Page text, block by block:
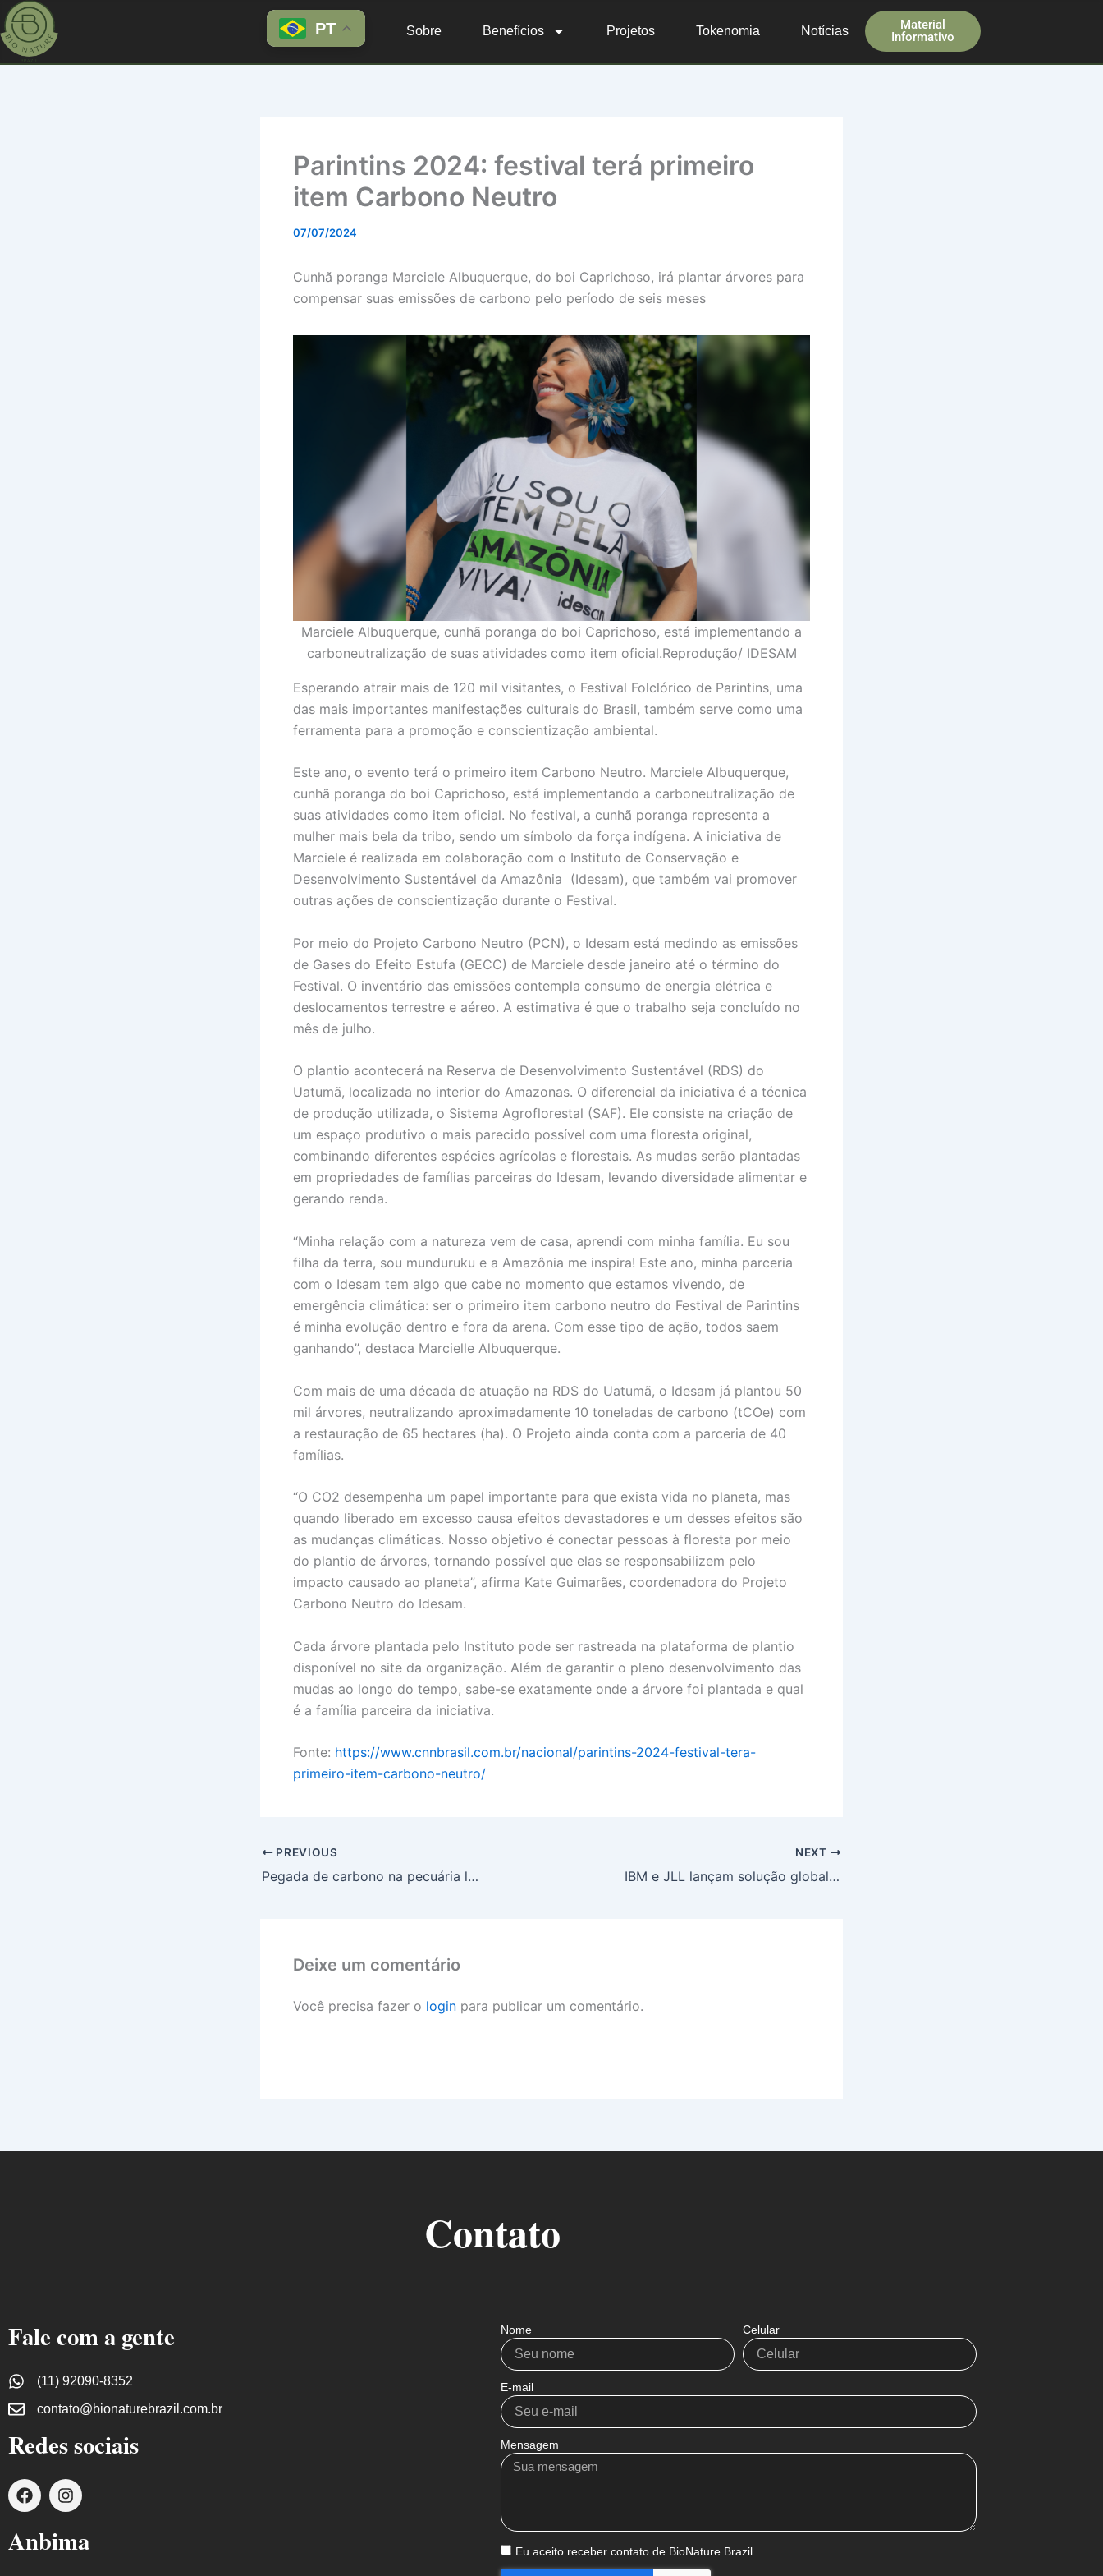
para
PT Sobre Benefícios Projetos Tokenomia Notícias
Material
Informativo
Parintins 2024: festival terá primeiro
item Carbono Neutro
07/07/2024
Cunhã poranga Marciele Albuquerque, do boi Caprichoso, irá plantar árvores para
compensar suas emissões de carbono pelo período de seis meses
Marciele Albuquerque, cunhã poranga do boi Caprichoso, está implementando a
carboneutralização de suas atividades como item oficial.Reprodução/ IDESAM
Esperando atrair mais de 120 mil visitantes, o Festival Folclórico de Parintins, uma
das mais importantes manifestações culturais do Brasil, também serve como uma
ferramenta para a promoção e conscientização ambiental.
Este ano, o evento terá o primeiro item Carbono Neutro. Marciele Albuquerque,
cunhã poranga do boi Caprichoso, está implementando a carboneutralização de
suas atividades como item oficial. No festival, a cunhã poranga representa a
mulher mais bela da tribo, sendo um símbolo da força indígena. A iniciativa de
Marciele é realizada em colaboração com o Instituto de Conservação e
Desenvolvimento Sustentável da Amazônia (Idesam), que também vai promover
outras ações de conscientização durante o Festival.
Por meio do Projeto Carbono Neutro (PCN), o Idesam está medindo as emissões
de Gases do Efeito Estufa (GECC) de Marciele desde janeiro até o término do
Festival. O inventário das emissões contempla consumo de energia elétrica e
deslocamentos terrestre e aéreo. A estimativa é que o trabalho seja concluído no
mês de julho.
O plantio acontecerá na Reserva de Desenvolvimento Sustentável (RDS) do
Uatumã, localizada no interior do Amazonas. O diferencial da iniciativa é a técnica
de produção utilizada, o Sistema Agroflorestal (SAF). Ele consiste na criação de
um espaço produtivo o mais parecido possível com uma floresta original,
combinando diferentes espécies agrícolas e florestais. As mudas serão plantadas
em propriedades de famílias parceiras do Idesam, levando diversidade alimentar e
gerando renda.
“Minha relação com a natureza vem de casa, aprendi com minha família. Eu sou
filha da terra, sou munduruku e a Amazônia me inspira! Este ano, minha parceria
com o Idesam tem algo que cabe no momento que estamos vivendo, de
emergência climática: ser o primeiro item carbono neutro do Festival de Parintins
é minha evolução dentro e fora da arena. Com esse tipo de ação, todos saem
ganhando”, destaca Marcielle Albuquerque.
Com mais de uma década de atuação na RDS do Uatumã, o Idesam já plantou 50
mil árvores, neutralizando aproximadamente 10 toneladas de carbono (tCOe) com
a restauração de 65 hectares (ha). O Projeto ainda conta com a parceria de 40
famílias.
“O CO2 desempenha um papel importante para que exista vida no planeta, mas
quando liberado em excesso causa efeitos devastadores e um desses efeitos são
as mudanças climáticas. Nosso objetivo é conectar pessoas à floresta por meio
do plantio de árvores, tornando possível que elas se responsabilizem pelo
impacto causado ao planeta”, afirma Kate Guimarães, coordenadora do Projeto
Carbono Neutro do Idesam.
Cada árvore plantada pelo Instituto pode ser rastreada na plataforma de plantio
disponível no site da organização. Além de garantir o pleno desenvolvimento das
mudas ao longo do tempo, sabe-se exatamente onde a árvore foi plantada e qual
é a família parceira da iniciativa.
Fonte: https://www.cnnbrasil.com.br/nacional/parintins-2024-festival-tera-
primeiro-item-carbono-neutro/
PREVIOUS
Pegada de carbono na pecuária leiteira é realidade no Brasil
NEXT
IBM e JLL lançam solução global de sustentabilidade para aprimorar relatórios ESG e gerenciamento de dados para propriedades comerciais
Deixe um comentário
Você precisa fazer o login para publicar um comentário.
Contato
Fale com a gente
(11) 92090-8352
contato@bionaturebrazil.com.br
Redes sociais
F
a
e
b
I
n
t
a
Anbima
Nome Celular
E-mail
Mensagem
Eu aceito receber contato de BioNature Brazil